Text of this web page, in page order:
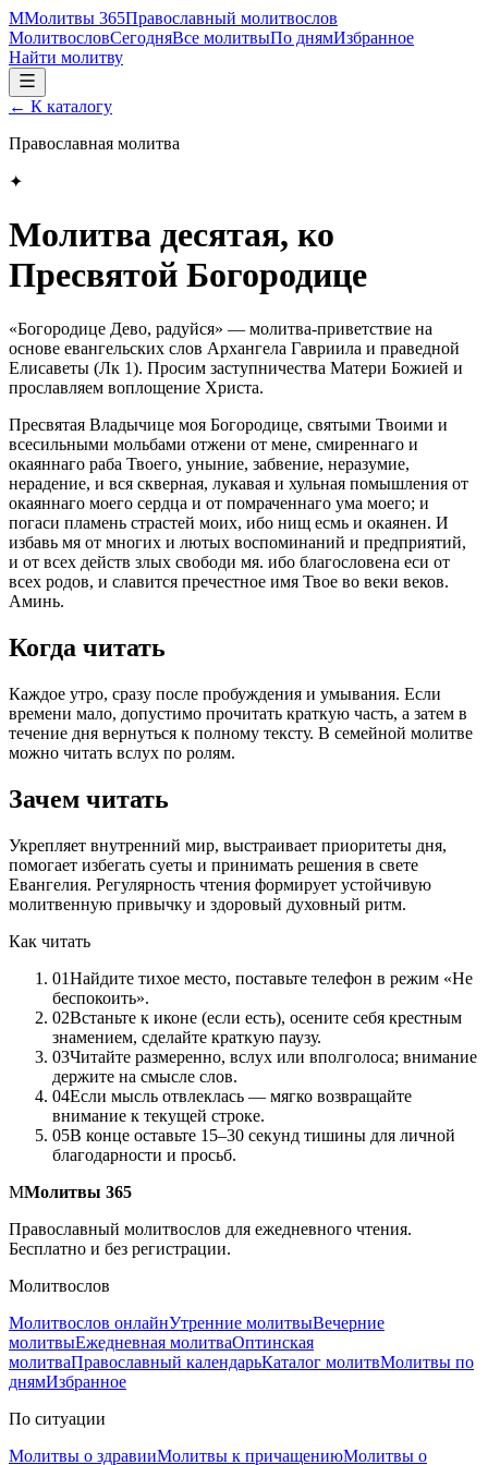
ММолитвы 365Православный молитвослов
МолитвословСегодняВсе молитвыПо днямИзбранное
Найти молитву
← К каталогу
Православная молитва
✦
Молитва десятая, ко
Пресвятой Богородице
«Богородице Дево, радуйся» — молитва‑приветствие на
основе евангельских слов Архангела Гавриила и праведной
Елисаветы (Лк 1). Просим заступничества Матери Божией и
прославляем воплощение Христа.
Пресвятая Владычице моя Богородице, святыми Твоими и
всесильными мольбами отжени от мене, смиреннаго и
окаяннаго раба Твоего, уныние, забвение, неразумие,
нерадение, и вся скверная, лукавая и хульная помышления от
окаяннаго моего сердца и от помраченнаго ума моего; и
погаси пламень страстей моих, ибо нищ есмь и окаянен. И
избавь мя от многих и лютых воспоминаний и предприятий,
и от всех действ злых свободи мя. ибо благословена еси от
всех родов, и славится пречестное имя Твое во веки веков.
Аминь.
Когда читать
Каждое утро, сразу после пробуждения и умывания. Если
времени мало, допустимо прочитать краткую часть, а затем в
течение дня вернуться к полному тексту. В семейной молитве
можно читать вслух по ролям.
Зачем читать
Укрепляет внутренний мир, выстраивает приоритеты дня,
помогает избегать суеты и принимать решения в свете
Евангелия. Регулярность чтения формирует устойчивую
молитвенную привычку и здоровый духовный ритм.
Как читать
01Найдите тихое место, поставьте телефон в режим «Не
беспокоить».
02Встаньте к иконе (если есть), осените себя крестным
знамением, сделайте краткую паузу.
03Читайте размеренно, вслух или вполголоса; внимание
держите на смысле слов.
04Если мысль отвлеклась — мягко возвращайте
внимание к текущей строке.
05В конце оставьте 15–30 секунд тишины для личной
благодарности и просьб.
ММолитвы 365
Православный молитвослов для ежедневного чтения.
Бесплатно и без регистрации.
Молитвослов
Молитвослов онлайнУтренние молитвыВечерние
молитвыЕжедневная молитваОптинская
молитваПравославный календарьКаталог молитвМолитвы по
днямИзбранное
По ситуации
Молитвы о здравииМолитвы к причащениюМолитвы о